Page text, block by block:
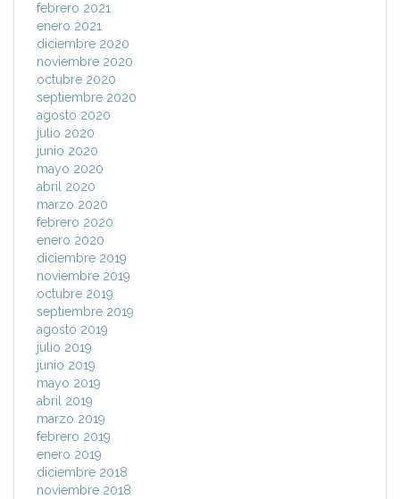
febrero 2021
enero 2021
diciembre 2020
noviembre 2020
octubre 2020
septiembre 2020
agosto 2020
julio 2020
junio 2020
mayo 2020
abril 2020
marzo 2020
febrero 2020
enero 2020
diciembre 2019
noviembre 2019
octubre 2019
septiembre 2019
agosto 2019
julio 2019
junio 2019
mayo 2019
abril 2019
marzo 2019
febrero 2019
enero 2019
diciembre 2018
noviembre 2018